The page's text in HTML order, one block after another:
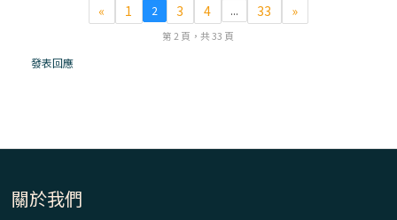
(2)黃敏正主教帶你做【將臨期避靜】—
例
« 1 2 3 4 ... 33 »
第 2 頁，共 33 頁
發表回應
關於我們